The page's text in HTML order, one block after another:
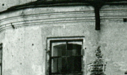
История монастыря ХХ век
18.05.2016
После революции богоборческая
Веркольский монастырь прибыл
монастыри, а тех, кто остался,
где монахи приняли